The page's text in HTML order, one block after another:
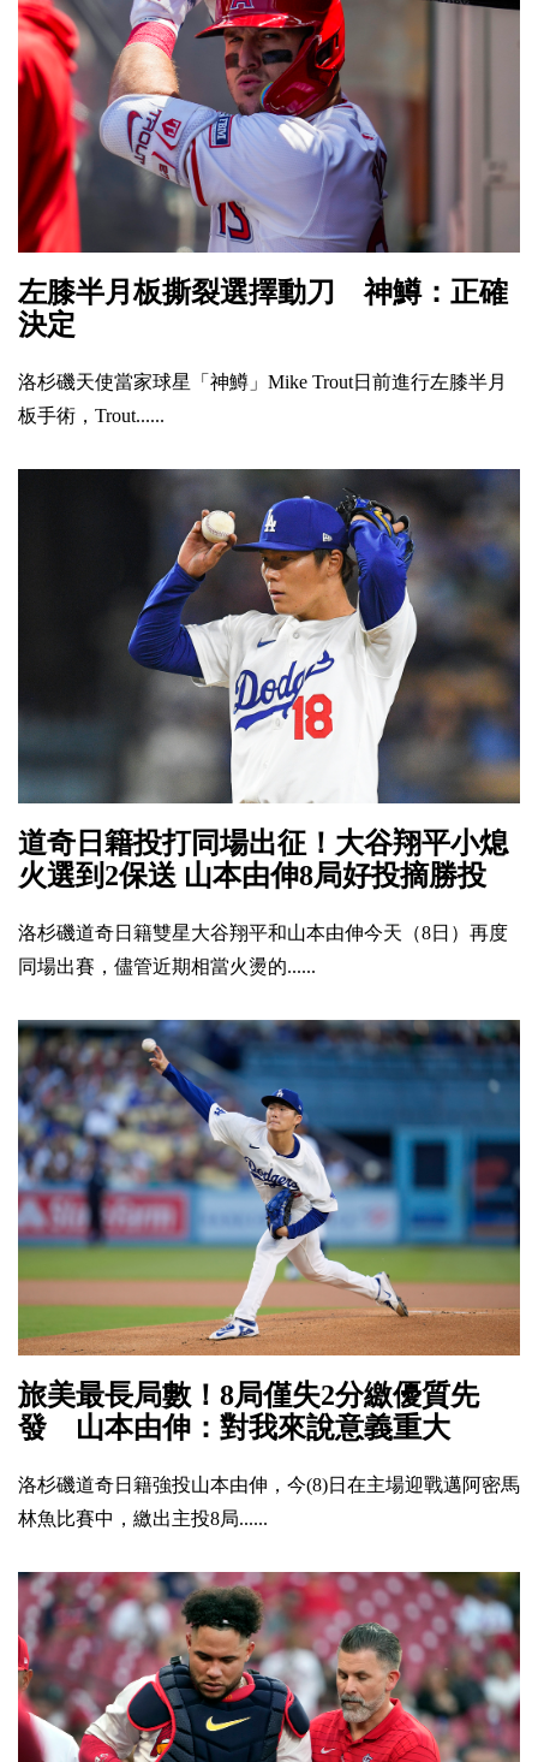
左膝半月板撕裂選擇動刀 神鱒：正確
決定
洛杉磯天使當家球星「神鱒」Mike Trout日前進行左膝半月
板手術，Trout......
道奇日籍投打同場出征！大谷翔平小熄
火選到2保送 山本由伸8局好投摘勝投
洛杉磯道奇日籍雙星大谷翔平和山本由伸今天（8日）再度
同場出賽，儘管近期相當火燙的......
旅美最長局數！8局僅失2分繳優質先
發 山本由伸：對我來說意義重大
洛杉磯道奇日籍強投山本由伸，今(8)日在主場迎戰邁阿密馬
林魚比賽中，繳出主投8局......